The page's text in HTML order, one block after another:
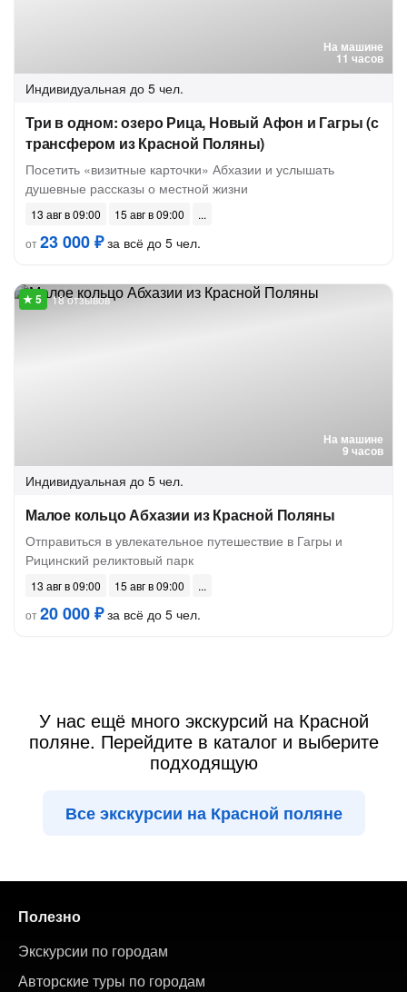
На машине
11 часов
Индивидуальная до 5 чел.
Три в одном: озеро Рица, Новый Афон и Гагры (с
трансфером из Красной Поляны)
Посетить «визитные карточки» Абхазии и услышать
душевные рассказы о местной жизни
13 авг в 09:00
15 авг в 09:00
от23 000 ₽за всё до 5 чел.
На машине
9 часов
18 отзывов
Индивидуальная до 5 чел.
Малое кольцо Абхазии из Красной Поляны
Отправиться в увлекательное путешествие в Гагры и
Рицинский реликтовый парк
13 авг в 09:00
15 авг в 09:00
от20 000 ₽за всё до 5 чел.
У нас ещё много экскурсий на Красной
поляне. Перейдите в каталог и выберите
подходящую
Все экскурсии на Красной поляне
Полезно
Экскурсии по городам
Авторские туры по городам